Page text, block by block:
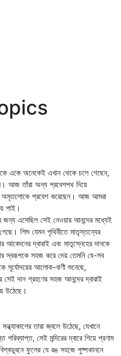
একে অনেকেই এখান থেকে চলে গেছেন,
আজ তাঁরা অন্য প্রবেশপথ দিয়ে
অমৃতলোকে প্রবেশ করেছেন। আজ আমরা
পাই।
জন্য এসেছিল সেই নেওয়ার আনন্দের মধ্যেই
শিশু যেমন পৃথিবীতে মাতৃস্তন্যের
দ্বারাই এবং মাতৃস্নেহের দানকে
স্বরূপকে সহজ করে দেয় তেমনি যে-সব
সূর্যোদয়ের আলোক-বাণী শুনেছে,
দান গ্রহণের সহজ আনন্দের দ্বারাই
উঠেছে।
সন্ধ্যাকাশের তারা জ্বলে উঠেছে, যেখানে
সেই মন্দিরের দ্বারে গিয়ে প্রণাম
ফুলের যে রঙ সহজে পুষ্পকাননে